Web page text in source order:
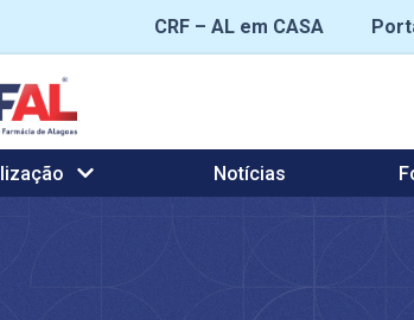
CRF – AL em CASA
Notícias